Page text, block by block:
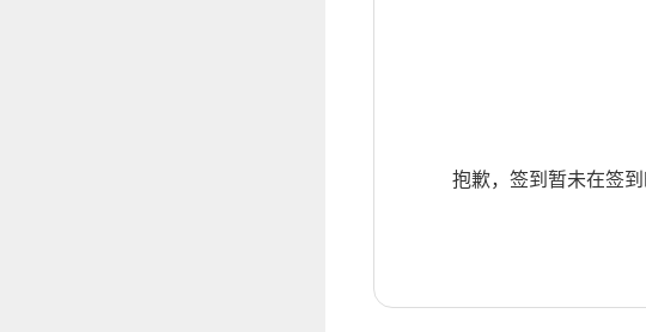
抱歉，签到暂未在签